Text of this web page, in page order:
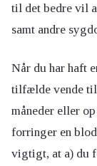
til det bedre vil
samt andre
Når du har haft
tilfælde vende
måneder eller
forringer en
vigtigt, at a) du